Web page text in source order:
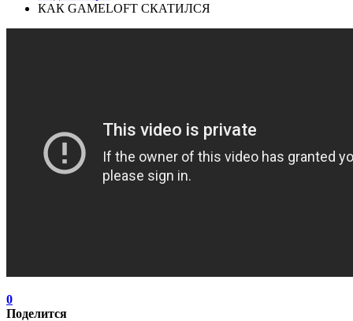
КАК GAMELOFT СКАТИЛСЯ
0
Поделится